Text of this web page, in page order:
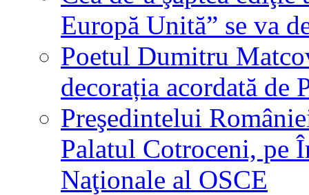
Europă Unită” se va
Poetul Dumitru
decorația acordată de
Preşedintelui
Palatul Cotroceni, pe
Naţionale al OSCE